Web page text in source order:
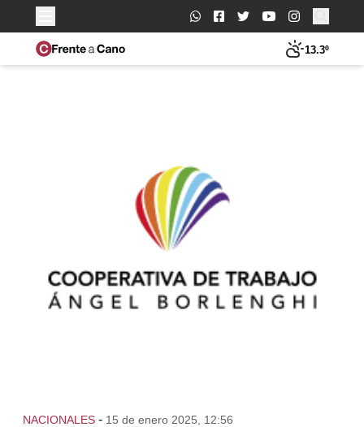
Buscar:
13.3º
NACIONALES - 15 de enero 2025, 12:56